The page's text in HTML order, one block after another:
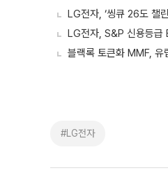
LG전자, ‘씽큐 26도 챌
LG전자, S&P 신용등급
블랙록 토큰화 MMF, 유
#LG전자